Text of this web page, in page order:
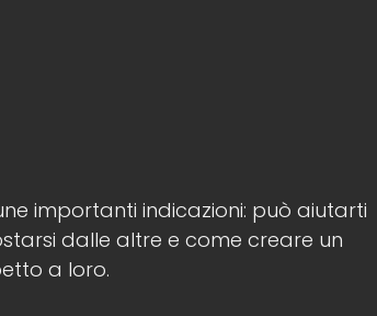
importanti indicazioni: può aiutarti
dalle altre e come creare un
a loro.